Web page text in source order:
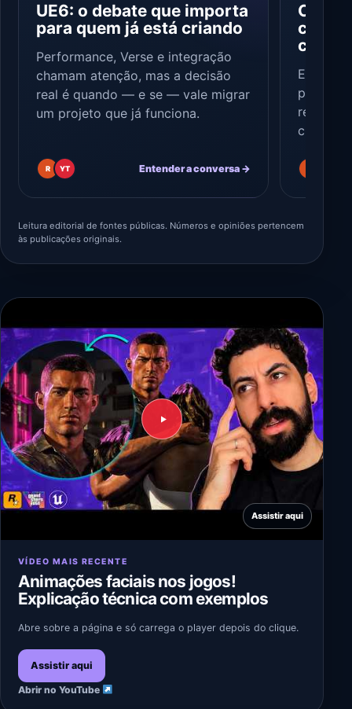
UE6: o debate que importa
para quem já está criando
Performance, Verse e integração
chamam atenção, mas a decisão
real é quando — e se — vale migrar
um projeto que já funciona.
R YT Entender a conversa →
Escolha
reforça
curto dá
Leitura editorial de fontes públicas. Números e opiniões pertencem
às publicações originais.
Assistir aqui
VÍDEO MAIS RECENTE
Animações faciais nos jogos!
Explicação técnica com exemplos
Abre sobre a página e só carrega o player depois do clique.
Assistir aqui
Abrir no YouTube